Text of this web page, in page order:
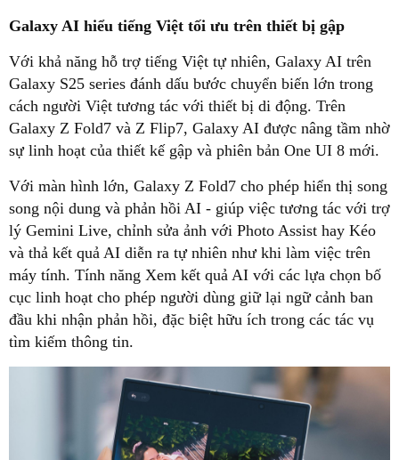
Galaxy AI hiểu tiếng Việt tối ưu trên thiết bị gập
Với khả năng hỗ trợ tiếng Việt tự nhiên, Galaxy AI trên
Galaxy S25 series đánh dấu bước chuyển biến lớn trong
cách người Việt tương tác với thiết bị di động. Trên
Galaxy Z Fold7 và Z Flip7, Galaxy AI được nâng tầm nhờ
sự linh hoạt của thiết kế gập và phiên bản One UI 8 mới.
Với màn hình lớn, Galaxy Z Fold7 cho phép hiển thị song
song nội dung và phản hồi AI - giúp việc tương tác với trợ
lý Gemini Live, chỉnh sửa ảnh với Photo Assist hay Kéo
và thả kết quả AI diễn ra tự nhiên như khi làm việc trên
máy tính. Tính năng Xem kết quả AI với các lựa chọn bố
cục linh hoạt cho phép người dùng giữ lại ngữ cảnh ban
đầu khi nhận phản hồi, đặc biệt hữu ích trong các tác vụ
tìm kiếm thông tin.